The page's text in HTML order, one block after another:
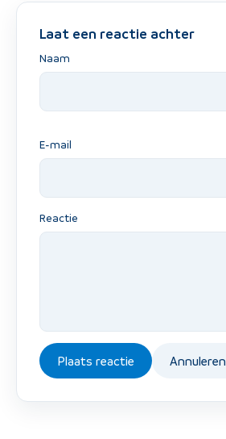
Laat een reactie achter
Naam
E-mail
Reactie
Plaats reactie Annuleren